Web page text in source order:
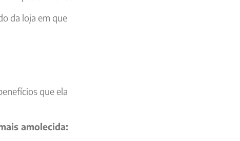
da loja em que
que ela
amolecida: